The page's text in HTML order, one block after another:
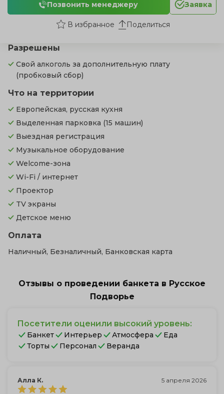
Разрешены
Свой алкоголь за дополнительную плату
(пробковый сбор)
Что на территории
Европейская, русская кухня
Выделенная парковка (15 машин)
Выездная регистрация
Музыкальное оборудование
Welcome-зона
Wi-Fi / интернет
Проектор
TV экраны
Детское меню
Оплата
Наличный, Безналичный, Банковская карта
Отзывы о проведении банкета в Русское
Подворье
Посетители оценили высокий уровень:
Банкет Интерьер Атмосфера
Еда
Торты
Персонал Веранда
Алла К. 5 апреля 2026
Позвонить менеджеру Заявка
Поделиться